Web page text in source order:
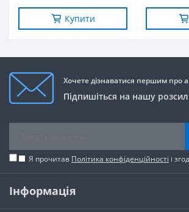
Купити
Хочете дізнаватися першим про
Підпишіться на нашу
Я прочитав Політика конфіденційності і
Інформація